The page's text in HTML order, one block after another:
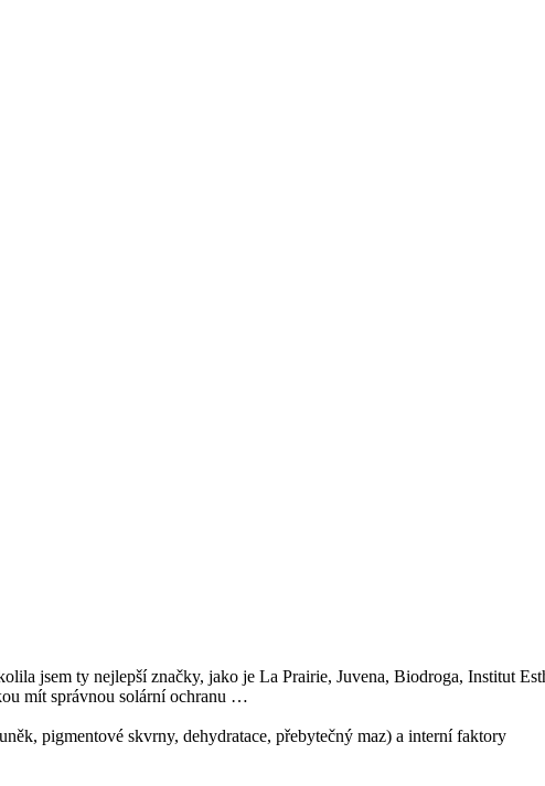
jsem ty nejlepší značky, jako je La Prairie, Juvena, Biodroga, Institut
mít správnou solární ochranu …
pigmentové skvrny, dehydratace, přebytečný maz) a interní faktory